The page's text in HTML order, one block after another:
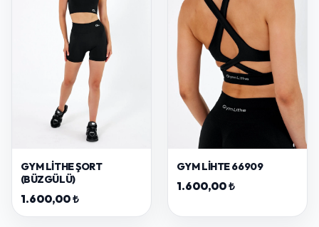
GYM LITHE ŞORT
(BÜZGÜLÜ)
1.600,00 ₺
GYM LIHTE 66909
1.600,00 ₺